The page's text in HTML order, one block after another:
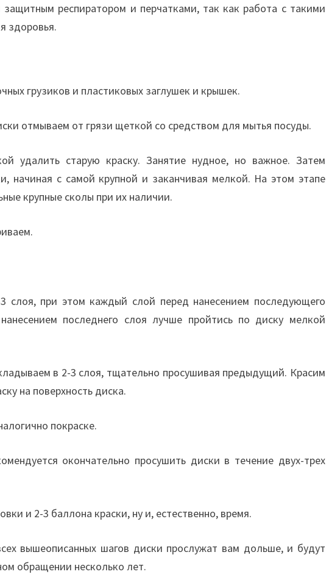
респиратором и перчатками, так как работа с такими
здоровья.
грузиков и пластиковых заглушек и крышек.
отмываем от грязи щеткой со средством для мытья посуды.
удалить старую краску. Занятие нудное, но важное. Затем
начиная с самой крупной и заканчивая мелкой. На этом этапе
крупные сколы при их наличии.
слоя, при этом каждый слой перед нанесением последующего
последнего слоя лучше пройтись по диску мелкой
в 2-3 слоя, тщательно просушивая предыдущий. Красим
на поверхность диска.
покраске.
окончательно просушить диски в течение двух-трех
и 2-3 баллона краски, ну и, естественно, время.
вышеописанных шагов диски прослужат вам дольше, и будут
обращении несколько лет.